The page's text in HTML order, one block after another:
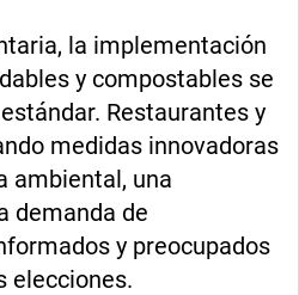
la implementación
y compostables se
Restaurantes y
medidas innovadoras
ambiental, una
demanda de
y preocupados
elecciones.